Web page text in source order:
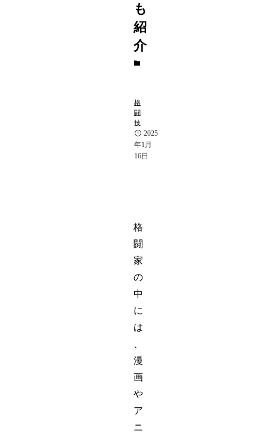
も
紹
介
格
闘
技
2025
年1月
16日
格
闘
家
の
中
に
は
漫
画
や
ア
ニ